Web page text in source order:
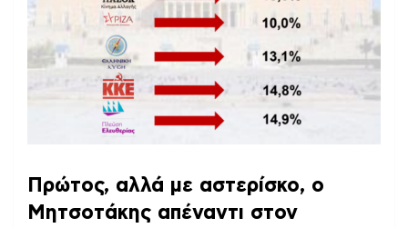
Πρώτος, αλλά με αστερίσκο, ο
Μητσοτάκης απέναντι στον